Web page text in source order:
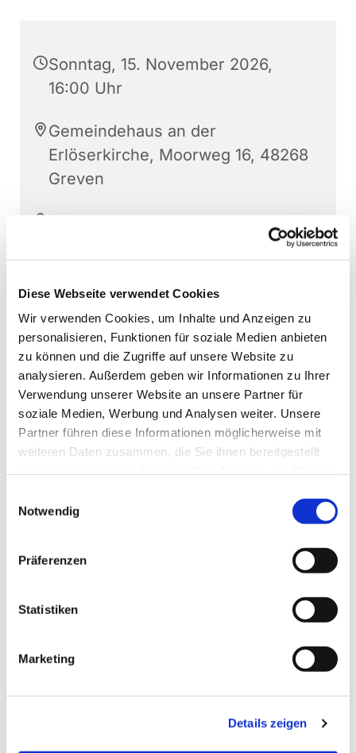
Diese Webseite verwendet Cookies
Wir verwenden Cookies, um Inhalte und Anzeigen zu
personalisieren, Funktionen für soziale Medien anbieten
zu können und die Zugriffe auf unsere Website zu
analysieren. Außerdem geben wir Informationen zu Ihrer
Verwendung unserer Website an unsere Partner für
soziale Medien, Werbung und Analysen weiter. Unsere
Partner führen diese Informationen möglicherweise mit
weiteren Daten zusammen, die Sie ihnen bereitgestellt
Notwendig
Präferenzen
Statistiken
Marketing
Details zeigen
Sonntag, 15. November 2026,
16:00 Uhr
Gemeindehaus an der
Erlöserkirche, Moorweg 16, 48268
Greven
Christoph von Engelhardt, Nina
1500€
Das ist ein besonderer Gottesdienst. Wir feiern
Abendmahl aus Eimern.